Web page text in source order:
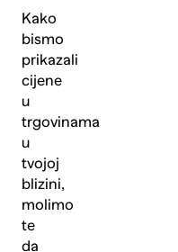
Kako
bismo
prikazali
cijene
u
trgovinama
u
tvojoj
blizini,
molimo
te
da
Pošalji